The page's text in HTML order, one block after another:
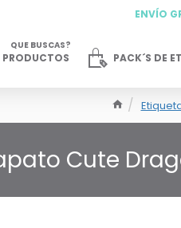
ENVÍO
QUE BUSCAS?
PACK´S DE
Cute